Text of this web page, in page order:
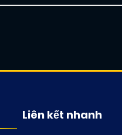
Liên kết nhanh